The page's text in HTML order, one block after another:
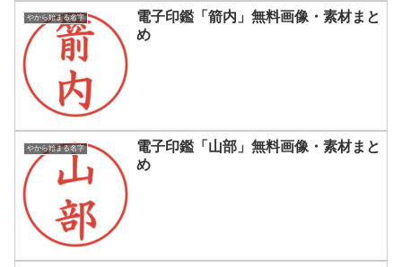
やから始まる名字
電子印鑑「箭内」無料画像・素材まと
め
やから始まる名字
電子印鑑「山部」無料画像・素材まと
め